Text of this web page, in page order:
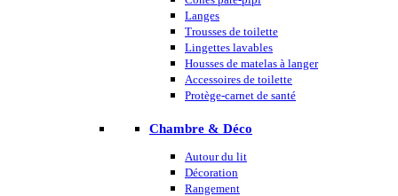
Langes
Trousses de toilette
Lingettes lavables
Housses de matelas à langer
Accessoires de toilette
Protège-carnet de santé
Chambre & Déco
Autour du lit
Décoration
Rangement